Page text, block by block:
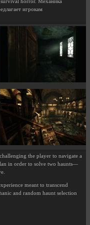
survival horror. Механика
игрокам
the player to navigate a
in order to solve two haunts—
meant to transcend
and random haunt selection